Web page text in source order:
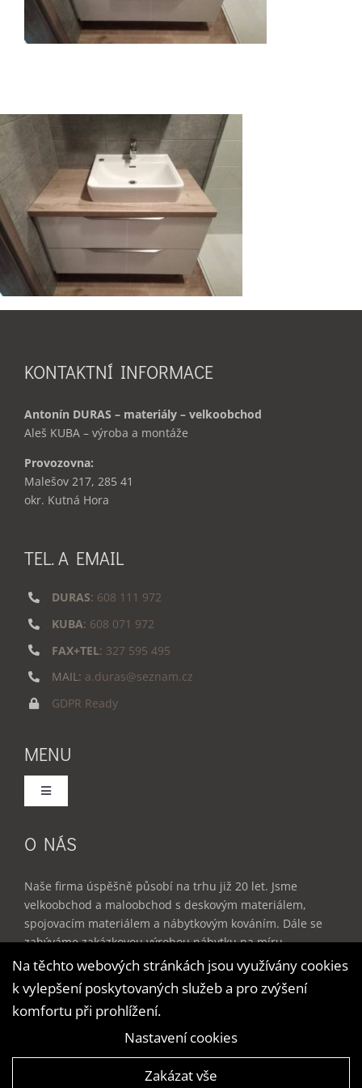
KONTAKTNÍ INFORMACE
Antonín DURAS – materiály – velkoobchod
Aleš KUBA – výroba a montáže
Provozovna:
Malešov 217, 285 41
okr. Kutná Hora
TEL. A EMAIL
DURAS: 608 111 972
KUBA: 608 071 972
FAX+TEL: 327 595 495
MAIL: a.duras@seznam.cz
GDPR Ready
MENU
Toggle
Služby
Produkty
Reference
O NÁS
Naše firma úspěšně působí na trhu již 20 let. Jsme
velkoobchod a maloobchod s deskovým materiálem,
spojovacím materiálem a nábytkovým kováním. Dále se
zabýváme zakázkovou výrobou nábytku na míru –
kuchyňské linky, vestavěné skříně, dětské a studentské
pokoje, obývací stěny, kancelářský nábytek a doplňky do
bytu.
Na těchto webových stránkách jsou využívány cookies
k vylepšení poskytovaných služeb a pro zvýšení
komfortu při prohlížení.
Nastavení cookies
Zakázat vše